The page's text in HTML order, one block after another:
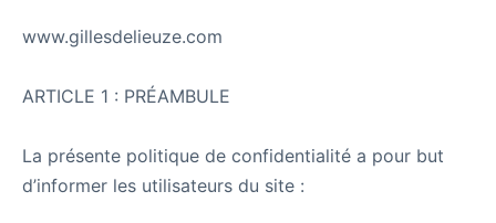
www.gillesdelieuze.com
ARTICLE 1 : PRÉAMBULE
La présente politique de confidentialité a pour but
d’informer les utilisateurs du site :